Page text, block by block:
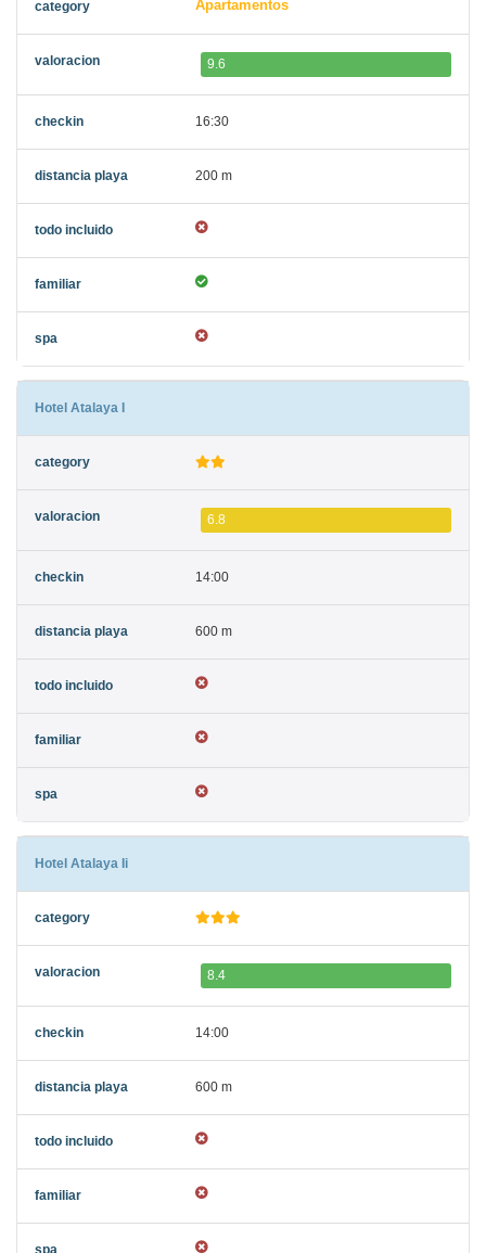
Apartamentos
9.6
16:30
200 m
Hotel Atalaya I
6.8
14:00
600 m
Hotel Atalaya Ii
8.4
14:00
600 m